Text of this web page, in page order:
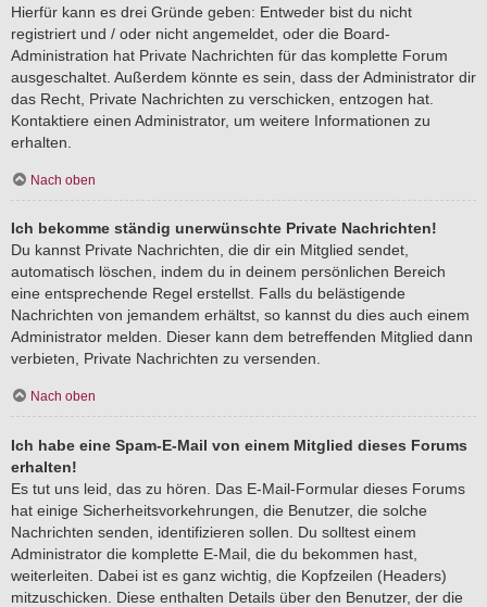
Hierfür kann es drei Gründe geben: Entweder bist du nicht
registriert und / oder nicht angemeldet, oder die Board-
Administration hat Private Nachrichten für das komplette Forum
ausgeschaltet. Außerdem könnte es sein, dass der Administrator dir
das Recht, Private Nachrichten zu verschicken, entzogen hat.
Kontaktiere einen Administrator, um weitere Informationen zu
erhalten.
Nach oben
Ich bekomme ständig unerwünschte Private Nachrichten!
Du kannst Private Nachrichten, die dir ein Mitglied sendet,
automatisch löschen, indem du in deinem persönlichen Bereich
eine entsprechende Regel erstellst. Falls du belästigende
Nachrichten von jemandem erhältst, so kannst du dies auch einem
Administrator melden. Dieser kann dem betreffenden Mitglied dann
verbieten, Private Nachrichten zu versenden.
Nach oben
Ich habe eine Spam-E-Mail von einem Mitglied dieses Forums
erhalten!
Es tut uns leid, das zu hören. Das E-Mail-Formular dieses Forums
hat einige Sicherheitsvorkehrungen, die Benutzer, die solche
Nachrichten senden, identifizieren sollen. Du solltest einem
Administrator die komplette E-Mail, die du bekommen hast,
weiterleiten. Dabei ist es ganz wichtig, die Kopfzeilen (Headers)
mitzuschicken. Diese enthalten Details über den Benutzer, der die